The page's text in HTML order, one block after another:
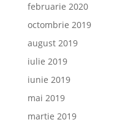
februarie 2020
octombrie 2019
august 2019
iulie 2019
iunie 2019
mai 2019
martie 2019